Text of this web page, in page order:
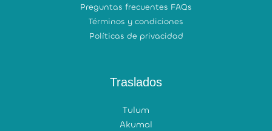
Preguntas frecuentes FAQs
Términos y condiciones
Políticas de privacidad
Traslados
Tulum
Akumal